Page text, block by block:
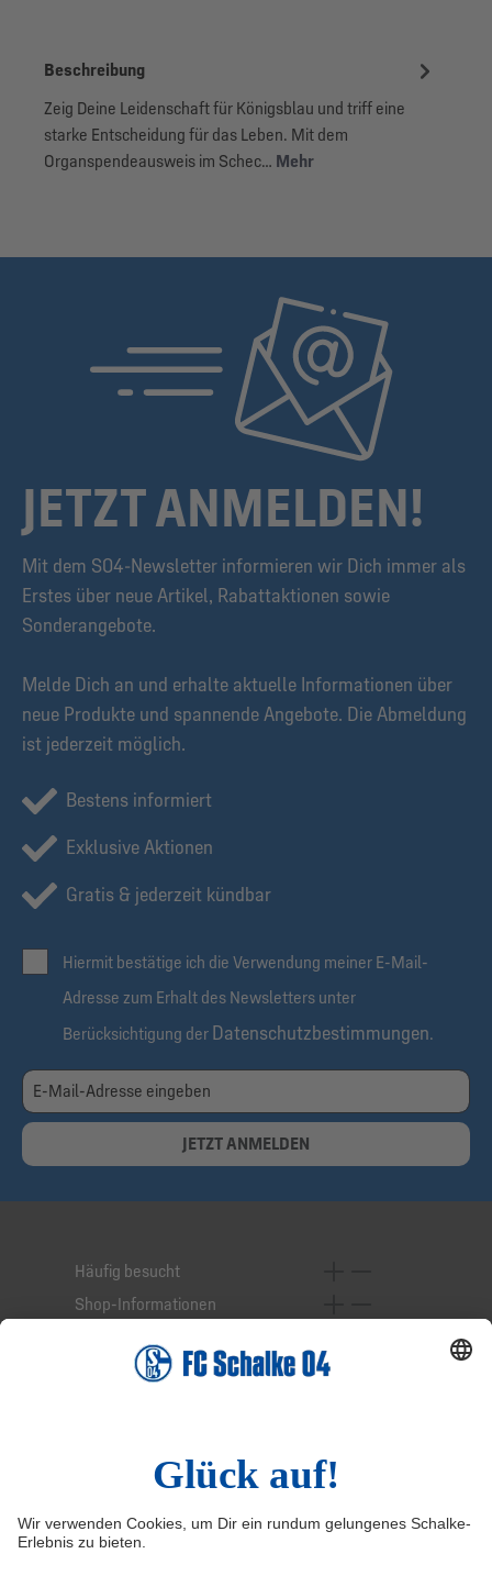
Beschreibung
Zeig Deine Leidenschaft für Königsblau und triff eine
starke Entscheidung für das Leben. Mit dem
Organspendeausweis im Schec… Mehr
JETZT ANMELDEN!
Mit dem S04-Newsletter informieren wir Dich immer als
Erstes über neue Artikel, Rabattaktionen sowie
Sonderangebote.
Melde Dich an und erhalte aktuelle Informationen über
neue Produkte und spannende Angebote. Die Abmeldung
ist jederzeit möglich.
Bestens informiert
Exklusive Aktionen
Gratis & jederzeit kündbar
Hiermit bestätige ich die Verwendung meiner E-Mail-
Adresse zum Erhalt des Newsletters unter
Berücksichtigung der Datenschutzbestimmungen.
JETZT ANMELDEN
Häufig besucht
Shop-Informationen
Service-Hotline